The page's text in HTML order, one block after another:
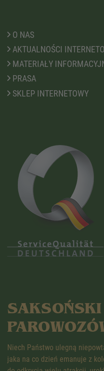
O NAS
AKTUALNOŚCI
MATERIAŁY
PRASA
SKLEP INTERNETOWY
Niech Państwo ulegną
jaka na co dzień emanuje z